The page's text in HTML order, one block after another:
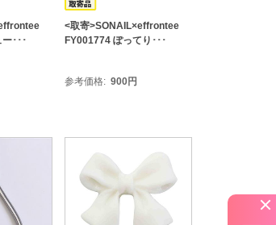
･･･
<取寄>SONAIL×effrontee
FY001774 ぽってり･･･
参考価格 900円